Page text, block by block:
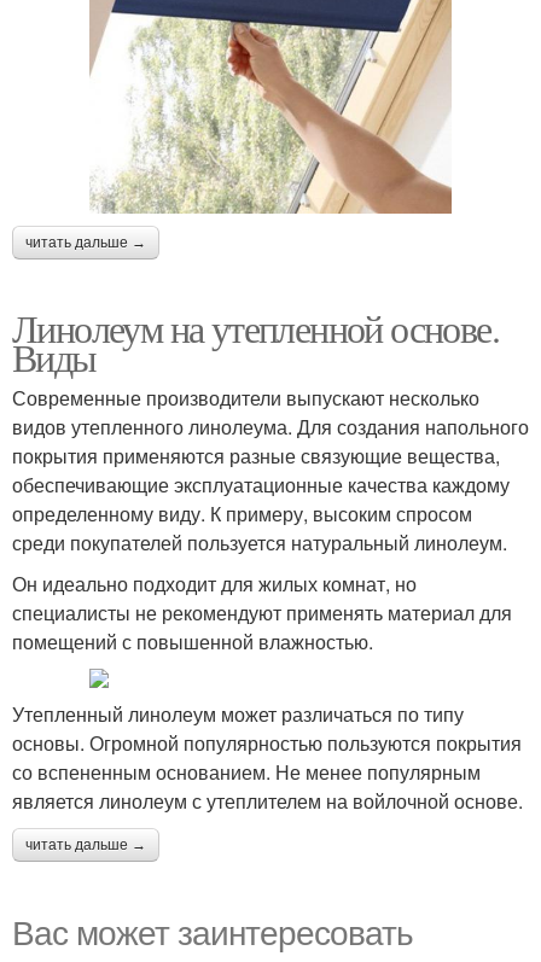
читать дальше →
Линолеум на утепленной основе.
Виды
Современные производители выпускают несколько
видов утепленного линолеума. Для создания напольного
покрытия применяются разные связующие вещества,
обеспечивающие эксплуатационные качества каждому
определенному виду. К примеру, высоким спросом
среди покупателей пользуется натуральный линолеум.
Он идеально подходит для жилых комнат, но
специалисты не рекомендуют применять материал для
помещений с повышенной влажностью.
Утепленный линолеум может различаться по типу
основы. Огромной популярностью пользуются покрытия
со вспененным основанием. Не менее популярным
является линолеум с утеплителем на войлочной основе.
читать дальше →
Вас может заинтересовать